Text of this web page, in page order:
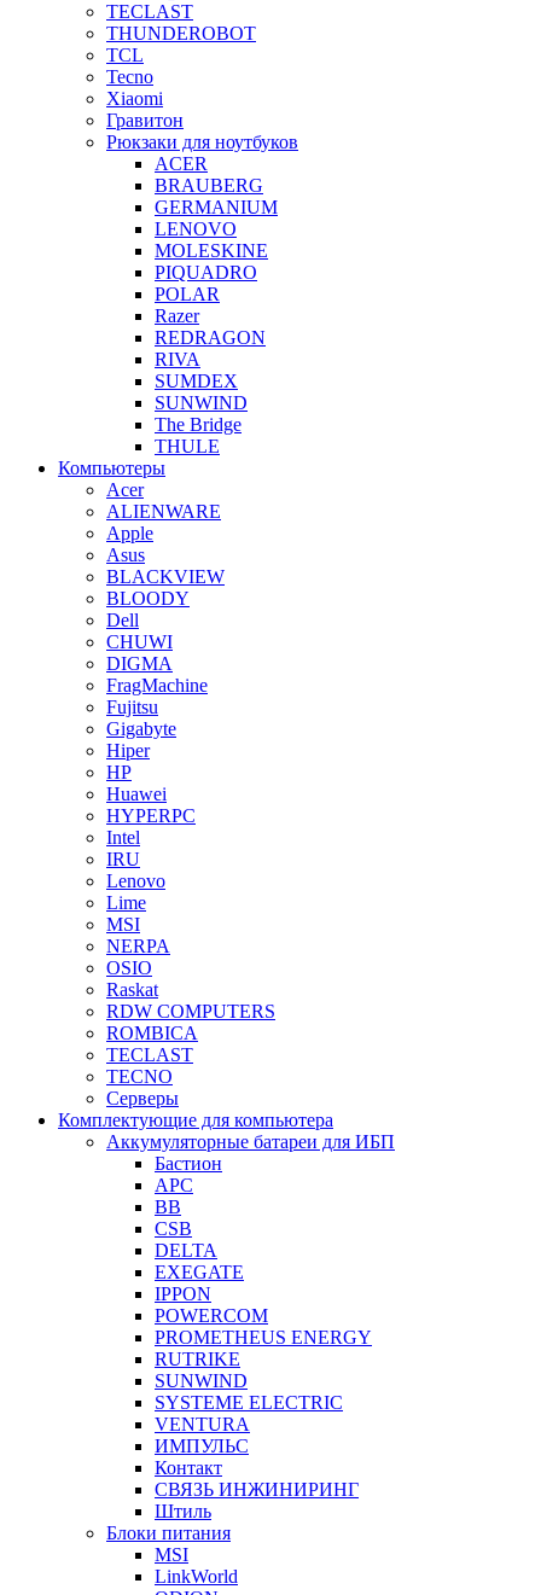
TECLAST
THUNDEROBOT
TCL
Tecno
Xiaomi
Гравитон
Рюкзаки для ноутбуков
ACER
BRAUBERG
GERMANIUM
LENOVO
MOLESKINE
PIQUADRO
POLAR
Razer
REDRAGON
RIVA
SUMDEX
SUNWIND
The Bridge
THULE
Компьютеры
Acer
ALIENWARE
Apple
Asus
BLACKVIEW
BLOODY
Dell
CHUWI
DIGMA
FragMachine
Fujitsu
Gigabyte
Hiper
HP
Huawei
HYPERPC
Intel
IRU
Lenovo
Lime
MSI
NERPA
OSIO
Raskat
RDW COMPUTERS
ROMBICA
TECLAST
TECNO
Серверы
Комплектующие для компьютера
Аккумуляторные батареи для ИБП
Бастион
APC
BB
CSB
DELTA
EXEGATE
IPPON
POWERCOM
PROMETHEUS ENERGY
RUTRIKE
SUNWIND
SYSTEME ELECTRIC
VENTURA
ИМПУЛЬС
Контакт
СВЯЗЬ ИНЖИНИРИНГ
Штиль
Блоки питания
MSI
LinkWorld